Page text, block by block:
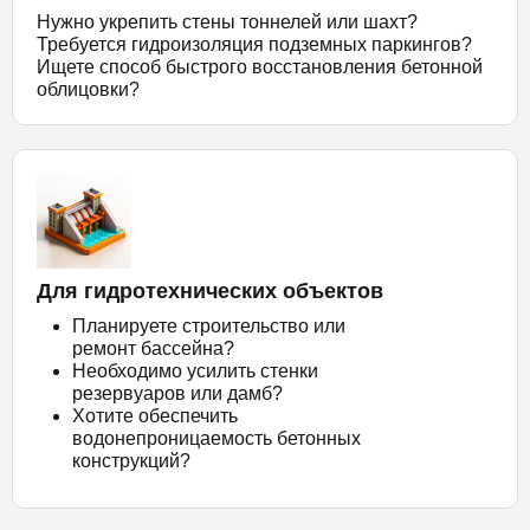
Нужно укрепить стены тоннелей или шахт?
Требуется гидроизоляция подземных паркингов?
Ищете способ быстрого восстановления бетонной
облицовки?
Для гидротехнических объектов
Планируете строительство или
ремонт бассейна?
Необходимо усилить стенки
резервуаров или дамб?
Хотите обеспечить
водонепроницаемость бетонных
конструкций?